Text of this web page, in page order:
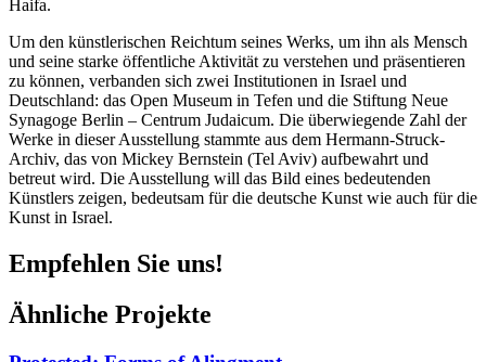
Haifa.
Um den künstlerischen Reichtum seines Werks, um ihn als Mensch
und seine starke öffentliche Aktivität zu verstehen und präsentieren
zu können, verbanden sich zwei Institutionen in Israel und
Deutschland: das Open Museum in Tefen und die Stiftung Neue
Synagoge Berlin – Centrum Judaicum. Die überwiegende Zahl der
Werke in dieser Ausstellung stammte aus dem Hermann-Struck-
Archiv, das von Mickey Bernstein (Tel Aviv) aufbewahrt und
betreut wird. Die Ausstellung will das Bild eines bedeutenden
Künstlers zeigen, bedeutsam für die deutsche Kunst wie auch für die
Kunst in Israel.
Empfehlen Sie uns!
Ähnliche Projekte